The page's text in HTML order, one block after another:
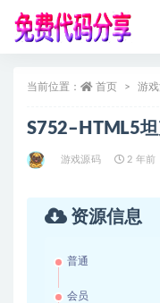
当前位置： 首页 游
S752–HTML5
游戏源码 2 年前
资源信息
普通
会员